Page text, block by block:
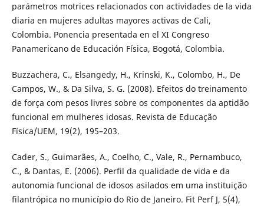
parámetros motrices relacionados con actividades de la vida
diaria en mujeres adultas mayores activas de Cali,
Colombia. Ponencia presentada en el XI Congreso
Panamericano de Educación Física, Bogotá, Colombia.
Buzzachera, C., Elsangedy, H., Krinski, K., Colombo, H., De
Campos, W., & Da Silva, S. G. (2008). Efeitos do treinamento
de força com pesos livres sobre os componentes da aptidão
funcional em mulheres idosas. Revista de Educação
Física/UEM, 19(2), 195–203.
Cader, S., Guimarães, A., Coelho, C., Vale, R., Pernambuco,
C., & Dantas, E. (2006). Perfil da qualidade de vida e da
autonomia funcional de idosos asilados em uma instituição
filantrópica no município do Rio de Janeiro. Fit Perf J, 5(4),